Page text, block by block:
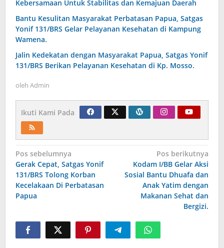
Kebersamaan Untuk Stabilitas dan Kemajuan Daerah
Bantu Kesulitan Masyarakat Perbatasan Papua, Satgas
Yonif 131/BRS Gelar Pelayanan Kesehatan di Kampung
Wamena.
Jalin Kedekatan dengan Masyarakat Papua, Satgas Yonif
131/BRS Berikan Pelayanan Kesehatan di Kp. Mosso.
oleh Admin
Ikuti Kami Pada
Navigasi
pos
Pos sebelumnya
Gerak Cepat, Satgas Yonif
131/BRS Tolong Korban
Kecelakaan Di Perbatasan
Papua
Pos berikutnya
Kodam I/BB Gelar Aksi
Sosial Bantu Dhuafa dan
Anak Yatim dengan
Makanan Sehat dan
Bergizi.